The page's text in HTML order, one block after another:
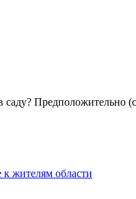
Предположительно
жителям области